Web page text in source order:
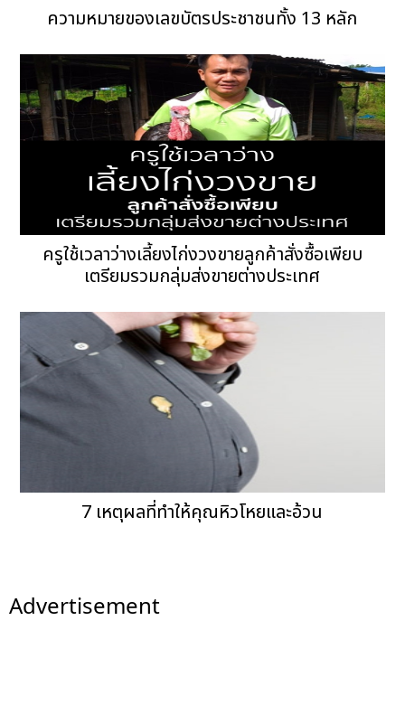
ความหมายของเลขบัตรประชาชนทั้ง 13 หลัก
ครูใช้เวลาว่างเลี้ยงไก่งวงขายลูกค้าสั่งซื้อเพียบ
เตรียมรวมกลุ่มส่งขายต่างประเทศ
7 เหตุผลที่ทำให้คุณหิวโหยและอ้วน
Advertisement